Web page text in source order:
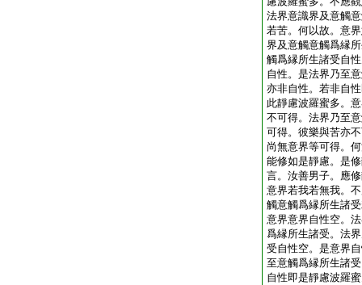
法界意識界及意觸
若苦。何以故。意
界及意觸意觸爲縁
觸爲縁所生諸受自
自性。是法界乃至
亦非自性。若非自
此靜慮波羅蜜多。
不可得。法界乃至
可得。彼樂與苦亦
尚無意界等可得。
能修如是靜慮。是
言。汝善男子。應
意界若我若無我。
觸意觸爲縁所生諸
意界意界自性空。
爲縁所生諸受。法
受自性空。是意界
至意觸爲縁所生諸
自性即是靜慮波羅